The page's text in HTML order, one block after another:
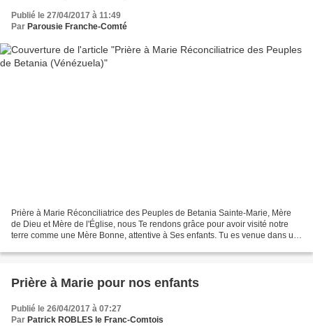
Publié le 27/04/2017 à 11:49
Par Parousie Franche-Comté
Prière à Marie Réconciliatrice des Peuples de Betania Sainte-Marie, Mère
de Dieu et Mère de l'Église, nous Te rendons grâce pour avoir visité notre
terre comme une Mère Bonne, attentive à Ses enfants. Tu es venue dans un
Prière à Marie pour nos enfants
Publié le 26/04/2017 à 07:27
Par Patrick ROBLES le Franc-Comtois